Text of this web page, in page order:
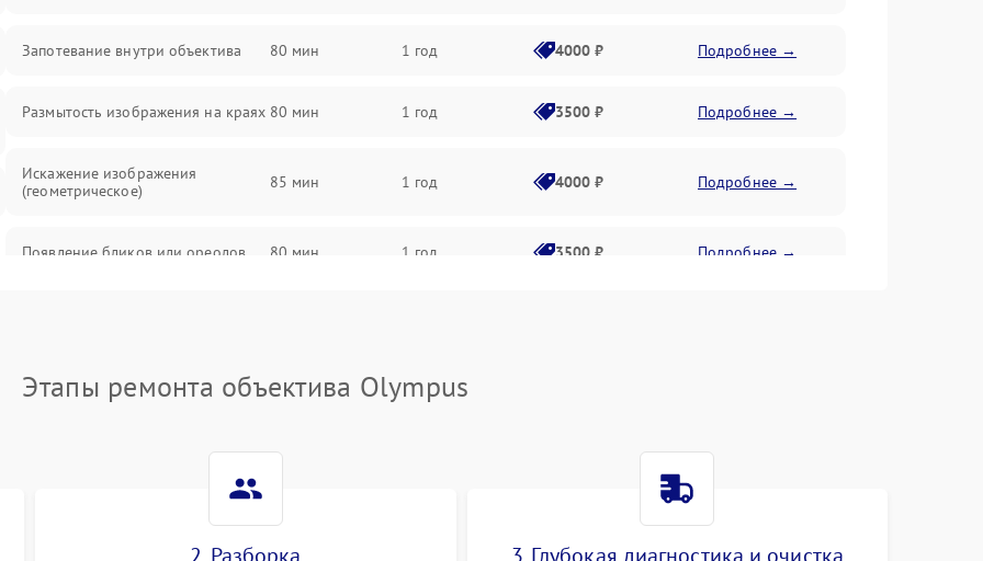
Запотевание внутри объектива 80 мин 1 год 4000 ₽ Подробнее →
Размытость изображения на краях 80 мин 1 год 3500 ₽ Подробнее →
Искажение изображения
(геометрическое)
85 мин 1 год 4000 ₽ Подробнее →
Появление бликов или ореолов 80 мин 1 год 3500 ₽ Подробнее →
Этапы ремонта объектива Olympus